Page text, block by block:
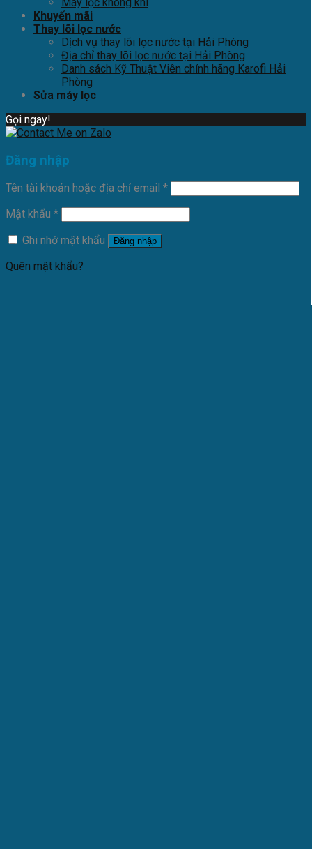
Khuyến mãi
Thay lõi lọc nước
Dịch vụ thay lõi lọc nước tại Hải Phòng
Địa chỉ thay lõi lọc nước tại Hải Phòng
Danh sách Kỹ Thuật Viên chính hãng Karofi Hải
Phòng
Sửa máy lọc
Gọi ngay!
Đăng nhập
Tên tài khoản hoặc địa chỉ email *
Mật khẩu *
Ghi nhớ mật khẩu
Đăng nhập
Quên mật khẩu?